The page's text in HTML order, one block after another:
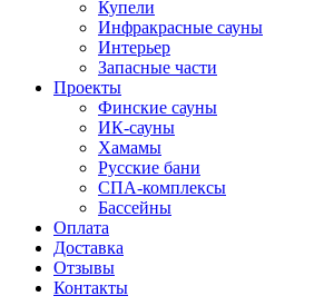
Купели
Инфракрасные сауны
Интерьер
Запасные части
Проекты
Финские сауны
ИК-сауны
Хамамы
Русские бани
СПА-комплексы
Бассейны
Оплата
Доставка
Отзывы
Контакты